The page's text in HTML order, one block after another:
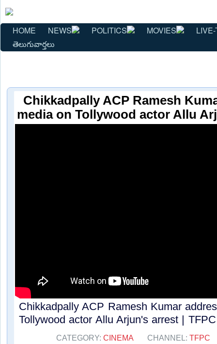
HOME NEWS POLITICS MOVIES
తెలుగువార్తలు
Chikkadpally ACP Ramesh
media on Tollywood actor Allu
Chikkadpally ACP Ramesh Kumar
Tollywood actor Allu Arjun's arrest |
CATEGORY:CINEMA CHANNEL:TFPC